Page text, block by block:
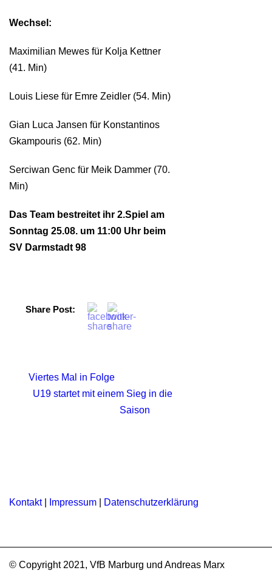
Wechsel:
Maximilian Mewes für Kolja Kettner
(41. Min)
Louis Liese für Emre Zeidler (54. Min)
Gian Luca Jansen für Konstantinos
Gkampouris (62. Min)
Serciwan Genc für Meik Dammer (70.
Min)
Das Team bestreitet ihr 2.Spiel am
Sonntag 25.08. um 11:00 Uhr beim
SV Darmstadt 98
Share Post:
Viertes Mal in Folge
U19 startet mit einem Sieg in die
Saison
Kontakt| Impressum Datenschutzerklärung
© Copyright 2021, VfB Marburg und Andreas Marx